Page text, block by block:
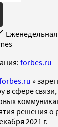
Еженедельная
forbes.ru
»
в сфере
решения о
2021 г.